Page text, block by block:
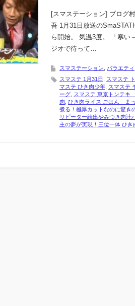
[スマステーション] ブログ
吾 1月31日放送の
ら開始。 気温3度。 「寒い
ジオで待って…
スマステーション
バラエティ
スマステ 1月31日
スマステ
マステ ひき肉少年 スマステ
ーグ スマステ 東京トンテキ
肉 ひき肉ライス ごはん ま
煮る！極厚カットなのに驚き
リピーター続出やみつき肉汁
主の夢が実現！三位一体 ひき